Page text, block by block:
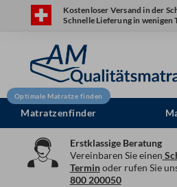
Kostenloser Versand in der
Schnelle Lieferung in wenigen
Matratzenfinder
Erstklassige Beratung
Vereinbaren Sie einen
Terminoder rufen Sie
800 200050